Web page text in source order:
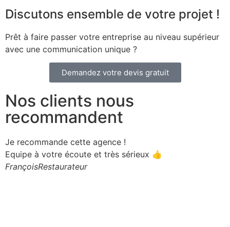
Discutons ensemble de votre projet !
Prêt à faire passer votre entreprise au niveau supérieur
avec une communication unique ?
Demandez votre devis gratuit
Nos clients nous
recommandent
Je recommande cette agence !
Equipe à votre écoute et très sérieux 👍
FrançoisRestaurateur